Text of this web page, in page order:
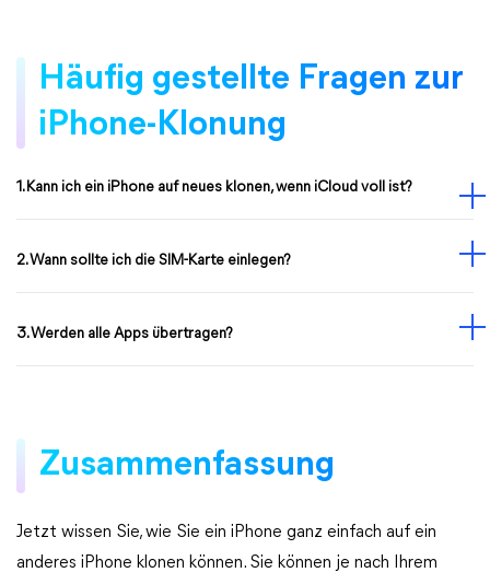
Häufig gestellte Fragen zur
iPhone-Klonung
1. Kann ich ein iPhone auf neues klonen, wenn iCloud voll ist?
2. Wann sollte ich die SIM-Karte einlegen?
3. Werden alle Apps übertragen?
Zusammenfassung
Jetzt wissen Sie, wie Sie ein iPhone ganz einfach auf ein
anderes iPhone klonen können. Sie können je nach Ihrem